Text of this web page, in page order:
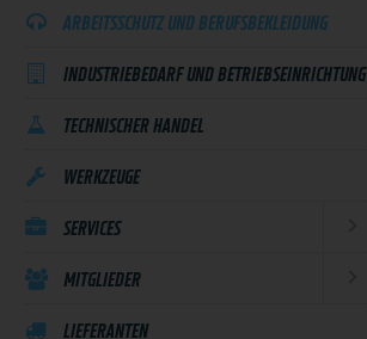
ARBEITSSCHUTZ UND BERUFSBEKLEIDUNG
INDUSTRIEBEDARF UND BETRIEBSEINRICHTUNG
TECHNISCHER HANDEL
WERKZEUGE
SERVICES
MITGLIEDER
LIEFERANTEN